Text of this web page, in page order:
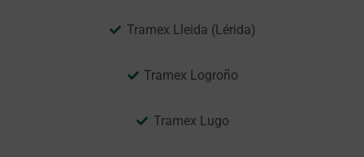
Tramex Lleida (Lérida)
Tramex Logroño
Tramex Lugo